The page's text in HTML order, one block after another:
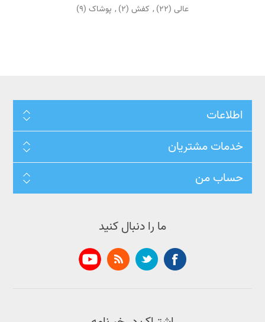
عالی (22)
, کفش (2)
, پوشاک (9)
اطلاعات
خدمات مشتریان
حساب من
ما را دنبال کنید